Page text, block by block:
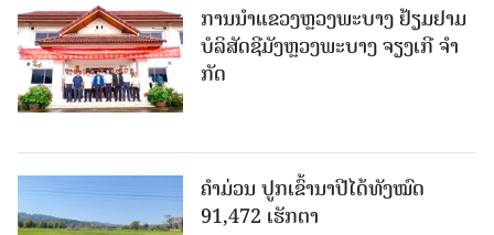
ການນຳແຂວງຫຼວງພະບາງ ຢ້ຽມ​ຢາມ
ບໍ​ລິ​ສັດຊີມັງຫຼວງພະບາງ ຈຽງເກີ ຈໍາ
ກັດ
ຄໍາມ່ວນ ປູກເຂົ້ານາປີໄດ້ທັງໝົດ
91,472 ເຮັກຕາ